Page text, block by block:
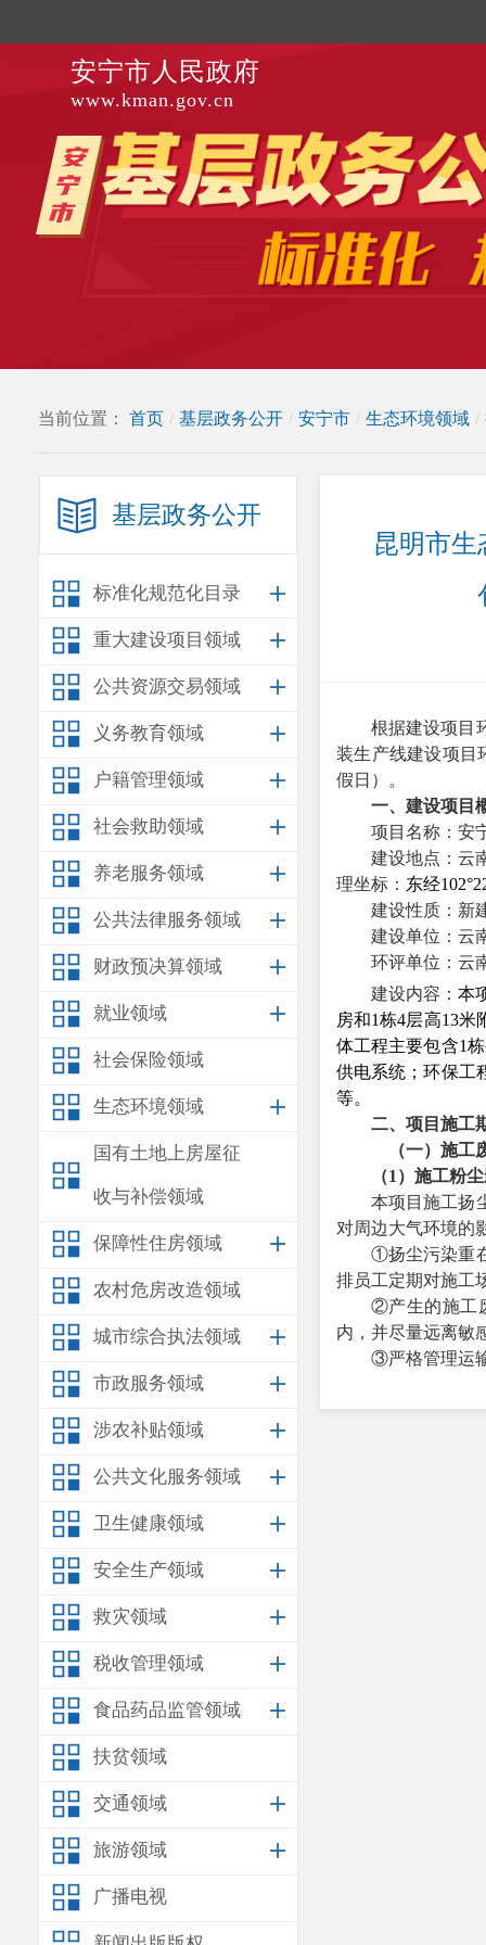
安宁市人民政府
www.kman.gov.cn
当前位置： 首页 / 基层政务公开 / 安宁市 / 生态环境领域 /
基层政务公开
标准化规范化目录
重大建设项目领域
公共资源交易领域
义务教育领域
户籍管理领域
社会救助领域
养老服务领域
公共法律服务领域
财政预决算领域
就业领域
社会保险领域
生态环境领域
国有土地上房屋征
收与补偿领域
保障性住房领域
农村危房改造领域
城市综合执法领域
市政服务领域
涉农补贴领域
公共文化服务领域
卫生健康领域
安全生产领域
救灾领域
税收管理领域
食品药品监管领域
扶贫领域
交通领域
旅游领域
广播电视
昆明市
根据建设项目
装生产线建设项目
假日）。
一、建设项目
项目名称：安
建设地点：云
理坐标： 东经
建设性质：新
建设单位：云
环评单位：云
建设内容：本
房和1栋4层高13米
体工程主要包含1
供电系统；环保工
等。
二、项目施工
（一）施工
（1 ）施工粉
本项目施工扬
对周边大气环境的
①扬尘污染重
排员工定期对施工
②产生的施工
内，并尽量远离敏
③严格管理运
⑤施工期环保